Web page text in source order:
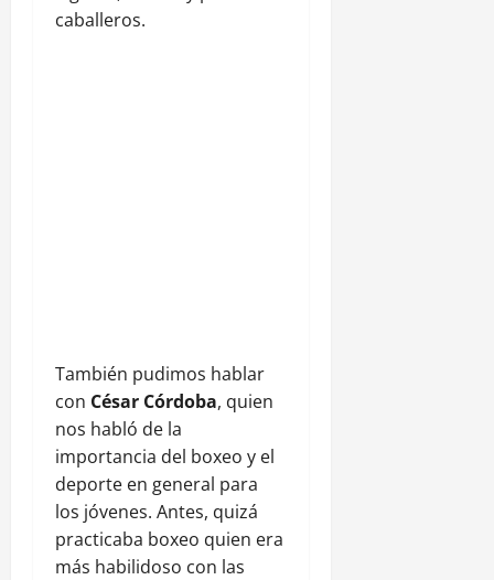
caballeros.
También pudimos hablar
con César Córdoba, quien
nos habló de la
importancia del boxeo y el
deporte en general para
los jóvenes. Antes, quizá
practicaba boxeo quien era
más habilidoso con las